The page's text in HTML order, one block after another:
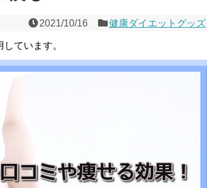
2021/10/16 健康ダイエットグッズ
ています。